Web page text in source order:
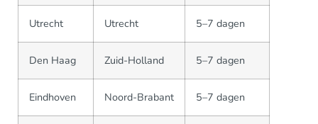
Utrecht Utrecht 5–7 dagen
Den Haag Zuid-Holland 5–7 dagen
Eindhoven Noord-Brabant 5–7 dagen